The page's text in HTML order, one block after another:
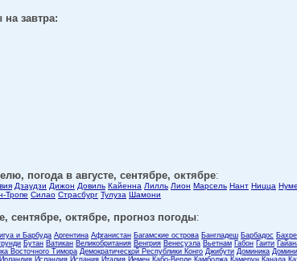
завтра:
погода в августе, сентябре, октябре:
Дзаудзи Дижон Довиль Кайенна Лилль Лион Марсель Нант Ницца
Тропе Силао Страсбург Тулуза Шамони
сентябре, октябре, прогноз погоды:
и Барбуда Аргентина Афганистан Багамские острова Бангладеш Барбадос
Бутан Ватикан Великобритания Венгрия Венесуэла Вьетнам Габон Гаити
Восточного Тимора Демократической Республики Конго Джибути Доминика
Ирландия Исландия Испания Италия Йемен Кабо-Верде Камбоджа Камерун Канада